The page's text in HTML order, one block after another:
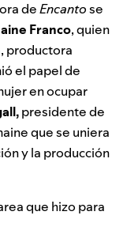
deEncantose
Franco, quien
productora
el papel de
en ocupar
presidente de
que se uniera
y la producción
que hizo para